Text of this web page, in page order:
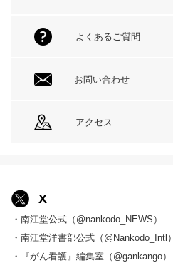
よくあるご質問
お問い合わせ
アクセス
X
・南江堂公式（@nankodo_NEWS）
・南江堂洋書部公式（@Nankodo_Intl）
・『がん看護』編集室（@gankango）